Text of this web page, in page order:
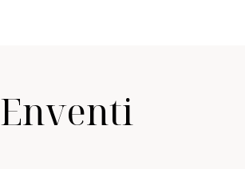
Enventi